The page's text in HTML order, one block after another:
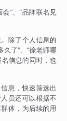
”、“品牌联名见
除了个人信息的
久了”、“徐老师哪
信息的同时，也
息，快速筛选出
员还可以根据不
体，为后续的用